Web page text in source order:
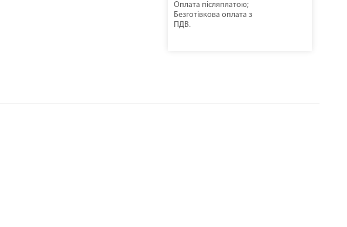
Оплата післяплатою;
Безготівкова оплата з
ПДВ.